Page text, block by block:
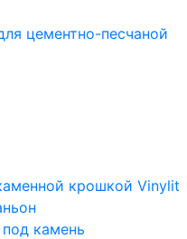
цементно-песчаной
крошкой Vinylit
камень